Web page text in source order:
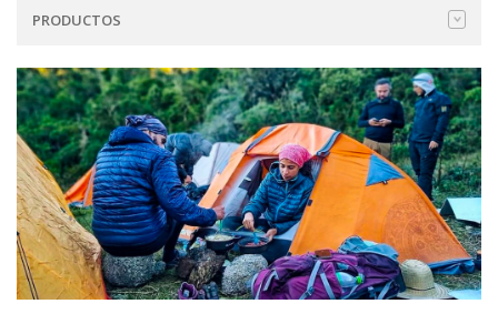
PRODUCTOS